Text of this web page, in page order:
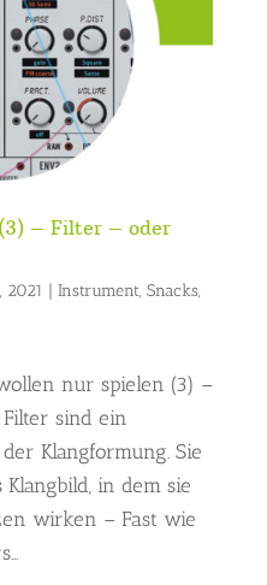
– Filter – oder
2021 | Instrument, Snacks,
nur spielen (3) –
sind ein
Klangformung. Sie
in dem sie
wirken – Fast wie